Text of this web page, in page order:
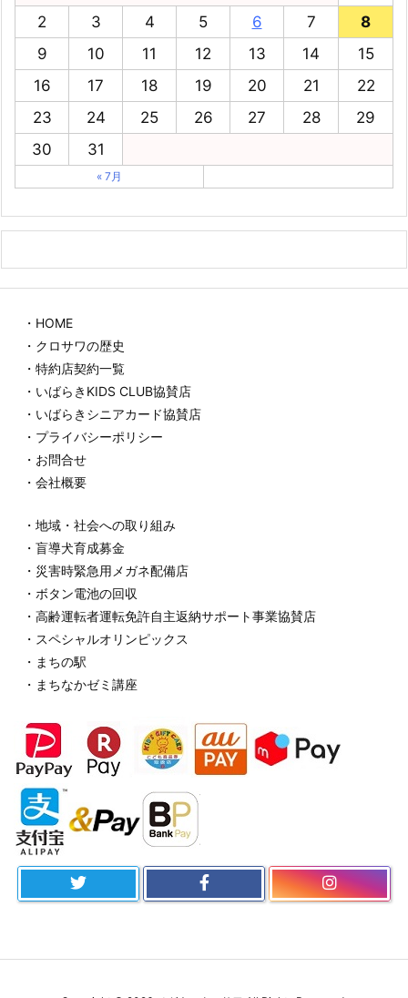
2
3 4 5 6 7
8
9
10 11 12 13 14
15
16
17 18 19 20 21
22
23
24 25 26 27 28
29
30
31
« 7月
・HOME
・クロサワの歴史
・特約店契約一覧
・いばらきKIDS CLUB協賛店
・いばらきシニアカード協賛店
・プライバシーポリシー
・お問合せ
・会社概要
・地域・社会への取り組み
・盲導犬育成募金
・災害時緊急用メガネ配備店
・ボタン電池の回収
・高齢運転者運転免許自主返納サポート事業協賛店
・スペシャルオリンピックス
・まちの駅
・まちなかゼミ講座